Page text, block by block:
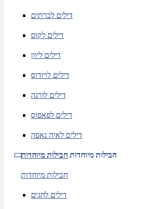
דילים לכרתים
דילים לקוס
דילים ליוון
דילים לרודוס
דילים לורנה
דילים לפאפוס
דילים לאיה נאפה
חבילות מיוחדות חבילות מיוחדות
חבילות מיוחדות
דילים לחגים